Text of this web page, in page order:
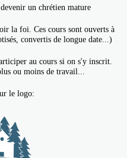
un chrétien mature
la foi. Ces cours sont ouverts à
convertis de longue date...)
au cours si on s'y inscrit.
ou moins de travail...
le logo: